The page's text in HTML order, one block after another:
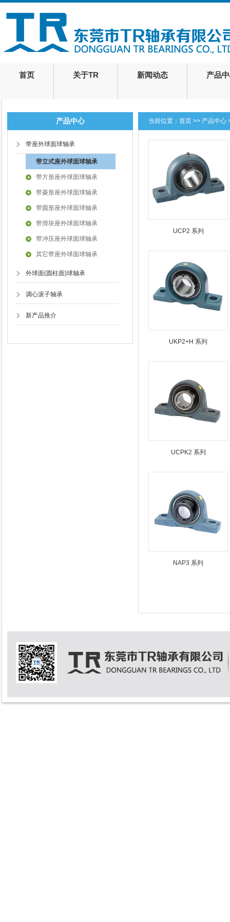
首页 关于TR 新闻动态 产品
产品中心
带座外球面球轴承
带立式座外球面球轴承
带方形座外球面球轴承
带菱形座外球面球轴承
带圆形座外球面球轴承
带滑块座外球面球轴承
带冲压座外球面球轴承
其它带座外球面球轴承
外球面(圆柱面)球轴承
调心滚子轴承
新产品推介
当前位置： 首页 >> 产品中心
UCP2 系列
UKP2+H 系列
UCPK2 系列
NAP3 系列